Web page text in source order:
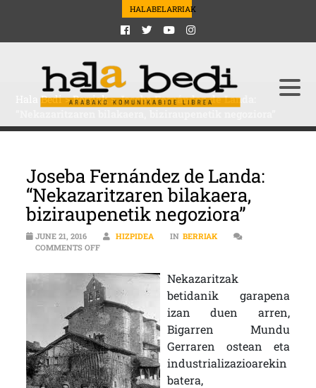
HALABELARRIAK
Hala Bedi>Berriak>Joseba Fernández de Landa:
Joseba Fernández de Landa:
“Nekazaritzaren bilakaera,
biziraupenetik negoziora”
JUNE 21, 2016 HIZPIDEA IN BERRIAK
COMMENTS OFFON JOSEBA FERNÁNDEZ DE LANDA:
Nekazaritzak
betidanik garapena
izan duen arren,
Bigarren Mundu
Gerraren ostean eta
industrializazioarekin
batera,